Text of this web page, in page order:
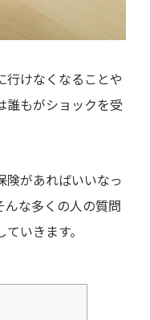
行けなくなることや
誰もがショックを受
険があればいいなっ
んな多くの人の質問
いきます。